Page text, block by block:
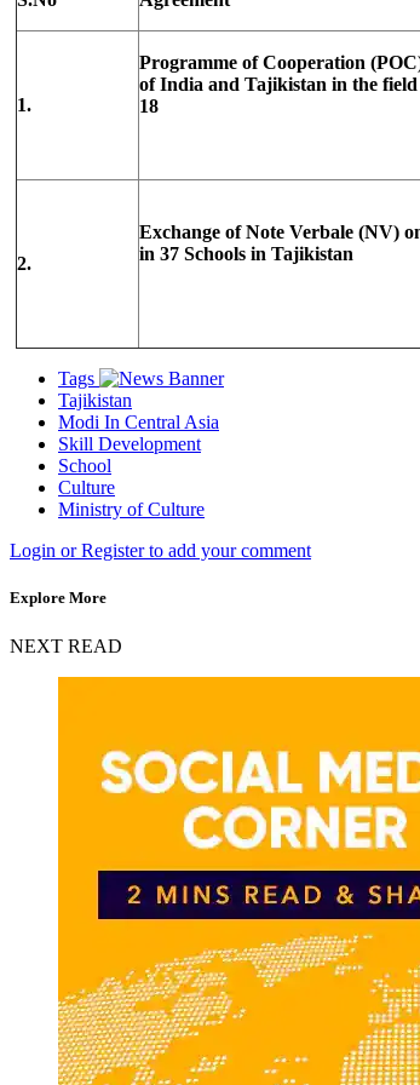
1.
Programme of Cooperation
of India and Tajikistan in the
18
2.
Exchange of Note Verbale (NV)
in 37 Schools in Tajikistan
Tags
Tajikistan
Modi In Central Asia
Skill Development
School
Culture
Ministry of Culture
Login or Register to add your comment
Explore More
NEXT READ